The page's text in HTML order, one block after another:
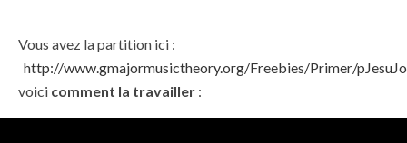
Vous avez la partition ici :
http://www.gmajormusictheory.org/Freebies/Primer/
voici comment la travailler :